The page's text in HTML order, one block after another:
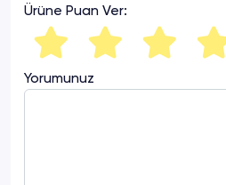
Ürüne Puan Ver:
Yorumunuz